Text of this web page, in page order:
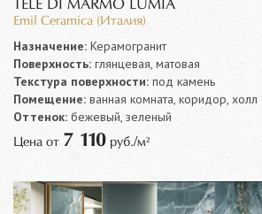
TELE DI MARMO LUMIA
Emil Ceramica (Италия)
Назначение: Керамогранит
Поверхность: глянцевая, матовая
Текстура поверхности: под камень
Помещение: ванная комната, коридор, холл
Оттенок: бежевый, зеленый
Цена от 7 110 руб./м²